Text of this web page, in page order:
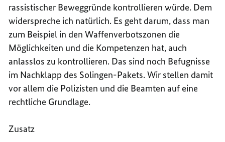
rassistischer Beweggründe kontrollieren würde. Dem
widerspreche ich natürlich. Es geht darum, dass man
zum Beispiel in den Waffenverbotszonen die
Möglichkeiten und die Kompetenzen hat, auch
anlasslos zu kontrollieren. Das sind noch Befugnisse
im Nachklapp des Solingen-Pakets. Wir stellen damit
vor allem die Polizisten und die Beamten auf eine
rechtliche Grundlage.
Zusatz